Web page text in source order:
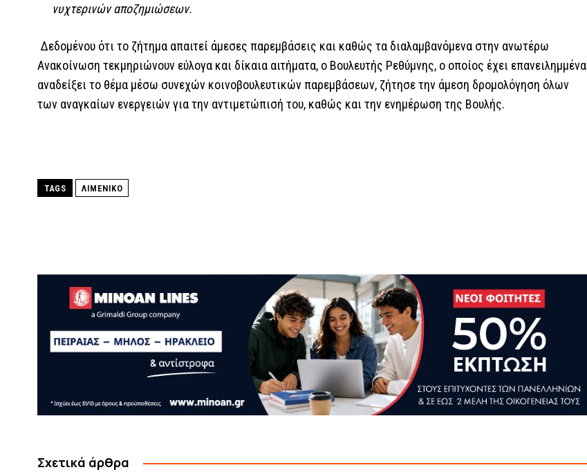
νυχτερινών αποζημιώσεων.
Δεδομένου ότι το ζήτημα απαιτεί άμεσες παρεμβάσεις και καθώς τα διαλαμβανόμενα στην ανωτέρω
Ανακοίνωση τεκμηριώνουν εύλογα και δίκαια αιτήματα, ο Βουλευτής Ρεθύμνης, ο οποίος έχει επανειλημμένα
αναδείξει το θέμα μέσω συνεχών κοινοβουλευτικών παρεμβάσεων, ζήτησε την άμεση δρομολόγηση όλων
των αναγκαίων ενεργειών για την αντιμετώπισή του, καθώς και την ενημέρωση της Βουλής.
TAGS ΛΙΜΕΝΙΚΟ
Σχετικά άρθρα